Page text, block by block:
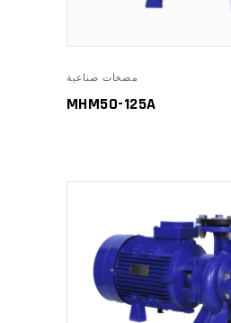
مضخات صناعية
MHM50-125A
ADD TO CART